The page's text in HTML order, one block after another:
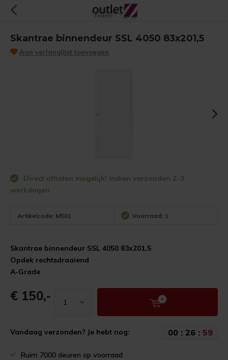
Skantrae binnendeur SSL 4050 83x201,5
Aan verlanglijst toevoegen
Direct afhalen mogelijk! Indien verzonden 2-3
werkdagen
Artikelcode: M501 Voorraad: 1
Skantrae binnendeur SSL 4050 83x201,5
Opdek rechtsdraaiend
A-Grade
€ 150,-
Vandaag verzonden? Je hebt nog: 00: 26: 58
Ruim 7000 deuren op voorraad